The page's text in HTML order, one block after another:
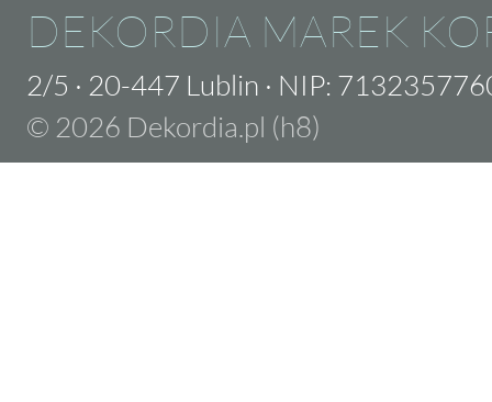
DEKORDIA MAREK
2/5 · 20-447 Lublin · NIP:
© 2026 Dekordia.pl (h8)